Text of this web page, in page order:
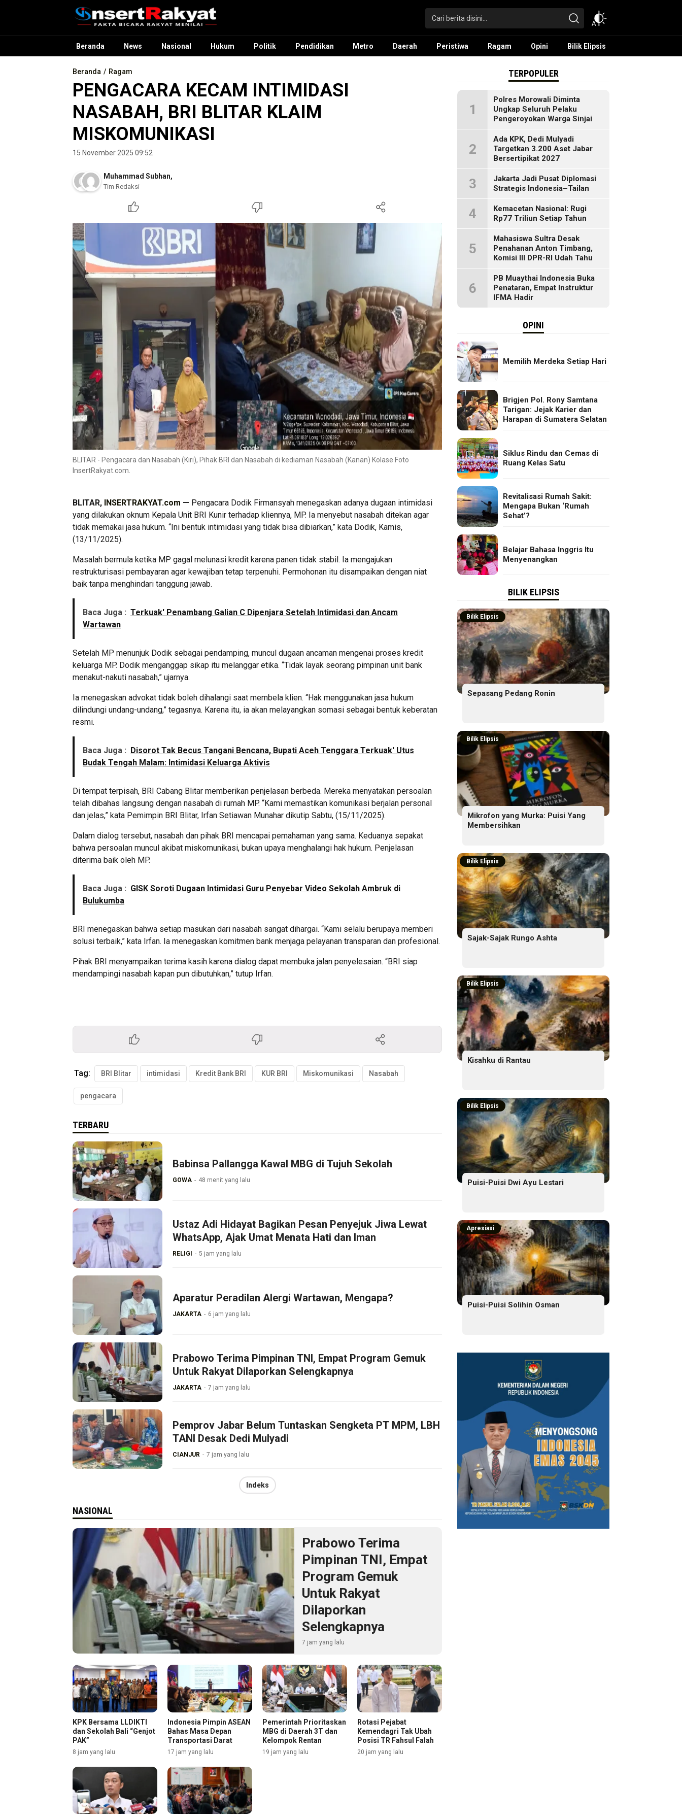
InsertRakyat.com
Fakta Bicara Rakyat Menilai
Beranda News Nasional Hukum Politik Pendidikan Metro Daerah Peristiwa Ragam Opini Bilik Elipsis
Beranda Ragam
PENGACARA KECAM INTIMIDASI
NASABAH, BRI BLITAR KLAIM
MISKOMUNIKASI
15 November 2025 09:52
Muhammad Subhan,
Tim Redaksi
BLITAR - Pengacara dan Nasabah (Kiri), Pihak BRI dan Nasabah di kediaman Nasabah (Kanan) Kolase Foto
InsertRakyat.com.
BLITAR, INSERTRAKYAT.com — Pengacara Dodik Firmansyah menegaskan adanya dugaan intimidasi
yang dilakukan oknum Kepala Unit BRI Kunir terhadap kliennya, MP. Ia menyebut nasabah ditekan agar
tidak memakai jasa hukum. “Ini bentuk intimidasi yang tidak bisa dibiarkan,” kata Dodik, Kamis,
(13/11/2025).
Masalah bermula ketika MP gagal melunasi kredit karena panen tidak stabil. Ia mengajukan
restrukturisasi pembayaran agar kewajiban tetap terpenuhi. Permohonan itu disampaikan dengan niat
baik tanpa menghindari tanggung jawab.
Baca Juga : Terkuak' Penambang Galian C Dipenjara Setelah Intimidasi dan Ancam
Wartawan
Setelah MP menunjuk Dodik sebagai pendamping, muncul dugaan ancaman mengenai proses kredit
keluarga MP. Dodik menganggap sikap itu melanggar etika. “Tidak layak seorang pimpinan unit bank
menakut-nakuti nasabah,” ujarnya.
Ia menegaskan advokat tidak boleh dihalangi saat membela klien. “Hak menggunakan jasa hukum
dilindungi undang-undang,” tegasnya. Karena itu, ia akan melayangkan somasi sebagai bentuk keberatan
resmi.
Baca Juga :
Disorot Tak Becus Tangani Bencana, Bupati Aceh Tenggara Terkuak' Utus
Budak Tengah Malam: Intimidasi Keluarga Aktivis
Di tempat terpisah, BRI Cabang Blitar memberikan penjelasan berbeda. Mereka menyatakan persoalan
telah dibahas langsung dengan nasabah di rumah MP. “Kami memastikan komunikasi berjalan personal
dan jelas,” kata Pemimpin BRI Blitar, Irfan Setiawan Munahar dikutip Sabtu, (15/11/2025).
Dalam dialog tersebut, nasabah dan pihak BRI mencapai pemahaman yang sama. Keduanya sepakat
bahwa persoalan muncul akibat miskomunikasi, bukan upaya menghalangi hak hukum. Penjelasan
diterima baik oleh MP.
Baca Juga : GISK Soroti Dugaan Intimidasi Guru Penyebar Video Sekolah Ambruk di
Bulukumba
BRI menegaskan bahwa setiap masukan dari nasabah sangat dihargai. “Kami selalu berupaya memberi
solusi terbaik,” kata Irfan. Ia menegaskan komitmen bank menjaga pelayanan transparan dan profesional.
Pihak BRI menyampaikan terima kasih karena dialog dapat membuka jalan penyelesaian. “BRI siap
mendampingi nasabah kapan pun dibutuhkan,” tutup Irfan.
Tag: BRI Blitar intimidasi Kredit Bank BRI KUR BRI Miskomunikasi Nasabah
pengacara
TERBARU
Babinsa Pallangga Kawal MBG di Tujuh Sekolah
GOWA 48 menit yang lalu
Ustaz Adi Hidayat Bagikan Pesan Penyejuk Jiwa Lewat
WhatsApp, Ajak Umat Menata Hati dan Iman
RELIGI 5 jam yang lalu
Aparatur Peradilan Alergi Wartawan, Mengapa?
JAKARTA 6 jam yang lalu
Prabowo Terima Pimpinan TNI, Empat Program Gemuk
Untuk Rakyat Dilaporkan Selengkapnya
JAKARTA 7 jam yang lalu
Pemprov Jabar Belum Tuntaskan Sengketa PT MPM, LBH
TANI Desak Dedi Mulyadi
CIANJUR 7 jam yang lalu
Indeks
NASIONAL
Prabowo Terima
Pimpinan TNI, Empat
Program Gemuk
Untuk Rakyat
Dilaporkan
Selengkapnya
7 jam yang lalu
KPK Bersama LLDIKTI
dan Sekolah Bali “Genjot
PAK”
8 jam yang lalu
Indonesia Pimpin ASEAN
Bahas Masa Depan
Transportasi Darat
17 jam yang lalu
Pemerintah Prioritaskan
MBG di Daerah 3T dan
Kelompok Rentan
19 jam yang lalu
Rotasi Pejabat
Kemendagri Tak Ubah
Posisi TR Fahsul Falah
20 jam yang lalu
TERPOPULER
1
Polres Morowali Diminta
Ungkap Seluruh Pelaku
Pengeroyokan Warga Sinjai
2
Ada KPK, Dedi Mulyadi
Targetkan 3.200 Aset Jabar
Bersertipikat 2027
3
Jakarta Jadi Pusat Diplomasi
Strategis Indonesia–Tailan
4
Kemacetan Nasional: Rugi
Rp77 Triliun Setiap Tahun
5
Mahasiswa Sultra Desak
Penahanan Anton Timbang,
Komisi III DPR-RI Udah Tahu
6
PB Muaythai Indonesia Buka
Penataran, Empat Instruktur
IFMA Hadir
OPINI
Memilih Merdeka Setiap Hari
Brigjen Pol. Rony Samtana
Tarigan: Jejak Karier dan
Harapan di Sumatera Selatan
Siklus Rindu dan Cemas di
Ruang Kelas Satu
Revitalisasi Rumah Sakit:
Mengapa Bukan ‘Rumah
Sehat’?
Belajar Bahasa Inggris Itu
Menyenangkan
BILIK ELIPSIS
Bilik Elipsis
Sepasang Pedang Ronin
Bilik Elipsis
Mikrofon yang Murka: Puisi Yang
Membersihkan
Bilik Elipsis
Sajak-Sajak Rungo Ashta
Bilik Elipsis
Kisahku di Rantau
Bilik Elipsis
Puisi-Puisi Dwi Ayu Lestari
Apresiasi
Puisi-Puisi Solihin Osman